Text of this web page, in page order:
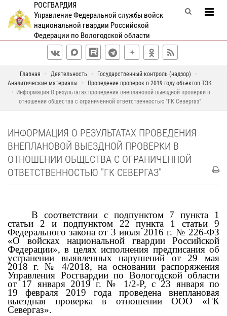
РОСГВАРДИЯ
Управление Федеральной службы войск
национальной гвардии Российской
Федерации по Вологодской области
Главная Деятельность
Государственный контроль (надзор)
Аналитические материалы
Проведение проверок в 2019 году объектов ТЭК
Информация О результатах проведения внеплановой выездной проверки в
отношении общества с ограниченной ответственностью "ГК Севергаз"
ИНФОРМАЦИЯ О РЕЗУЛЬТАТАХ ПРОВЕДЕНИЯ
ВНЕПЛАНОВОЙ ВЫЕЗДНОЙ ПРОВЕРКИ В
ОТНОШЕНИИ ОБЩЕСТВА С ОГРАНИЧЕННОЙ
ОТВЕТСТВЕННОСТЬЮ "ГК СЕВЕРГАЗ"
В соответствии с подпунктом 7 пункта 1
статьи 2 и подпунктом 22 пункта 1 статьи 9
Федерального закона от 3 июля 2016 г. № 226-ФЗ
«О войсках национальной гвардии Российской
Федерации», в целях исполнения предписания об
устранении выявленных нарушений от 29 мая
2018 г. № 4/2018, на основании распоряжения
Управления Росгвардии по Вологодской области
от 17 января 2019 г. № 1/2-Р, с 23 января по
19 февраля 2019 года проведена внеплановая
выездная проверка в отношении ООО «ГК
Севергаз».